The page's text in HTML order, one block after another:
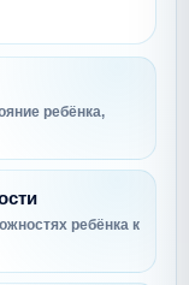
ребёнка,
ребёнка к